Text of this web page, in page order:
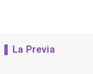
La Previa